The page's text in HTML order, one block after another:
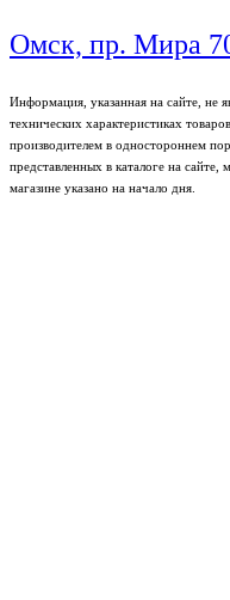
Омск, пр. Мира
Информация, указанная на сайте, не
технических характеристиках
производителем в одностороннем
представленных в каталоге на
магазине указано на начало дня.